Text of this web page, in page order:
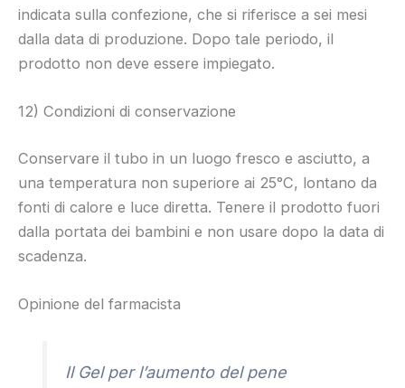
indicata sulla confezione, che si riferisce a sei mesi
dalla data di produzione. Dopo tale periodo, il
prodotto non deve essere impiegato.
12) Condizioni di conservazione
Conservare il tubo in un luogo fresco e asciutto, a
una temperatura non superiore ai 25°C, lontano da
fonti di calore e luce diretta. Tenere il prodotto fuori
dalla portata dei bambini e non usare dopo la data di
scadenza.
Opinione del farmacista
Il Gel per l’aumento del pene